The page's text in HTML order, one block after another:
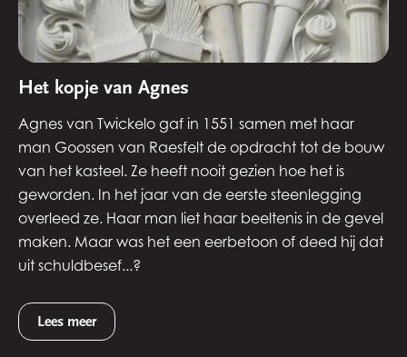
Het kopje van Agnes
Agnes van Twickelo gaf in 1551 samen met haar
man Goossen van Raesfelt de opdracht tot de bouw
van het kasteel. Ze heeft nooit gezien hoe het is
geworden. In het jaar van de eerste steenlegging
overleed ze. Haar man liet haar beeltenis in de gevel
maken. Maar was het een eerbetoon of deed hij dat
uit schuldbesef...?
Lees meer